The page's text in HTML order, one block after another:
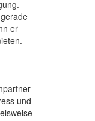
er
und